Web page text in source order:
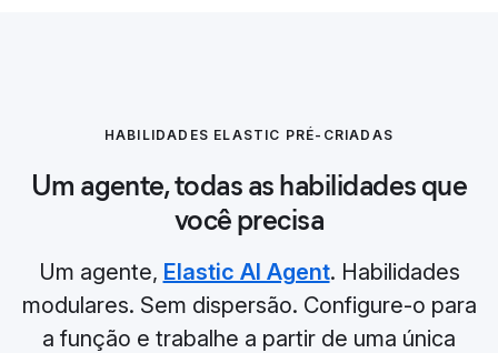
HABILIDADES ELASTIC PRÉ-CRIADAS
Um agente, todas as habilidades que
você precisa
Um agente, Elastic AI Agent. Habilidades
modulares. Sem dispersão. Configure-o para
a função e trabalhe a partir de uma única